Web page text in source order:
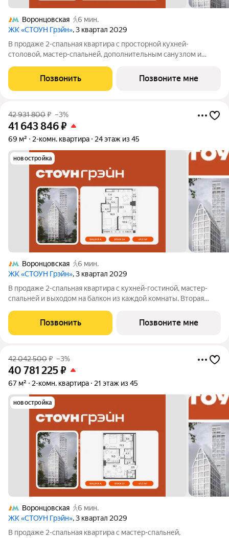
Воронцовская
6 мин.
ЖК «СТОУН Грэйн», 3 квартал 2029
В продаже 2-спальная квартира с просторной кухней-
столовой, мастер-спальней, дополнительным санузлом и
быть адаптирована под детскую или кабинет. Дополнительное
преимущество - вид на закрытый
Позвонить Позвоните мне
42 931 800₽ –3%
41 643 846₽
69 м² 2-комн. квартира 24 этаж из 45
новостройка
Воронцовская
6 мин.
ЖК «СТОУН Грэйн», 3 квартал 2029
В продаже 2-спальная квартира с кухней-гостиной, мастер-
спальней и выходом на балкон из каждой комнаты. Вторая
Во входной зоне предусмотрен санузел с постирочной.
Квартира с 2 спальнями -
Позвонить Позвоните мне
42 042 500₽ –3%
40 781 225₽
67 м² 2-комн. квартира 21 этаж из 45
новостройка
Воронцовская
6 мин.
ЖК «СТОУН Грэйн», 3 квартал 2029
В продаже 2-спальная квартира с мастер-спальней,